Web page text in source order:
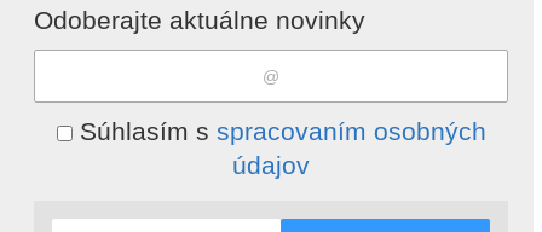
Odoberajte aktuálne novinky
Súhlasím s spracovaním osobných
údajov